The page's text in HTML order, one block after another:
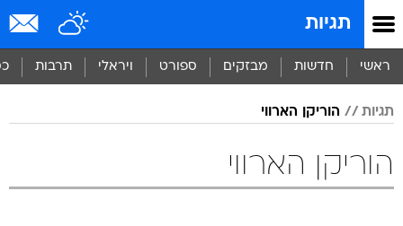
תגיות
ראשי חדשות מבזקים ספורט ויראלי תרבות
תגיות הוריקן הארווי
הוריקן הארווי